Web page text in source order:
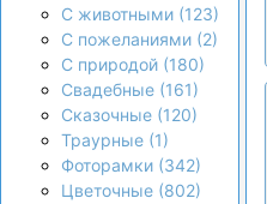
С животными (123)
С пожеланиями (2)
С природой (180)
Свадебные (161)
Сказочные (120)
Траурные (1)
Фоторамки (342)
Цветочные (802)